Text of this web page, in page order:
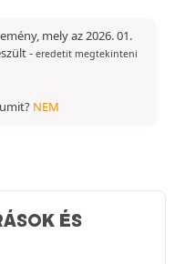
mely az 2026. 01.
- eredetit megtekinteni
NEM
ÉS